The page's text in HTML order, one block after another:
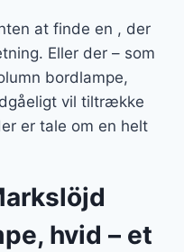
at finde en , der
Eller der – som
bordlampe,
vil tiltrække
er tale om en helt
hvid – et